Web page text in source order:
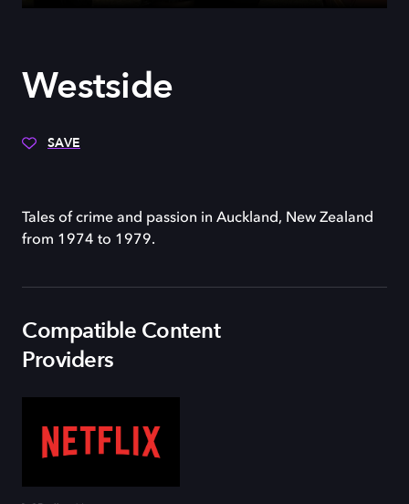
Westside
SAVE
Tales of crime and passion in Auckland, New Zealand
from 1974 to 1979.
Compatible Content
Providers